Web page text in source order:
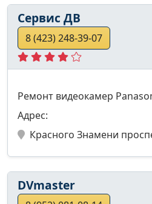
Сервис ДВ
8 (423) 248-39-07
Ремонт видеокамер
Адрес:
Красного Знамени
DVmaster